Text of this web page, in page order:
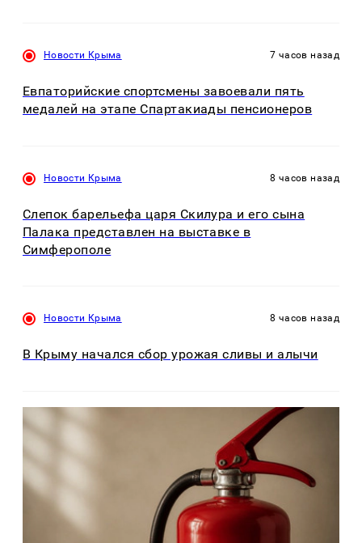
Новости Крыма 7 часов назад
Евпаторийские спортсмены завоевали пять
медалей на этапе Спартакиады пенсионеров
Новости Крыма 8 часов назад
Слепок барельефа царя Скилура и его сына
Палака представлен на выставке в
Симферополе
Новости Крыма 8 часов назад
В Крыму начался сбор урожая сливы и алычи